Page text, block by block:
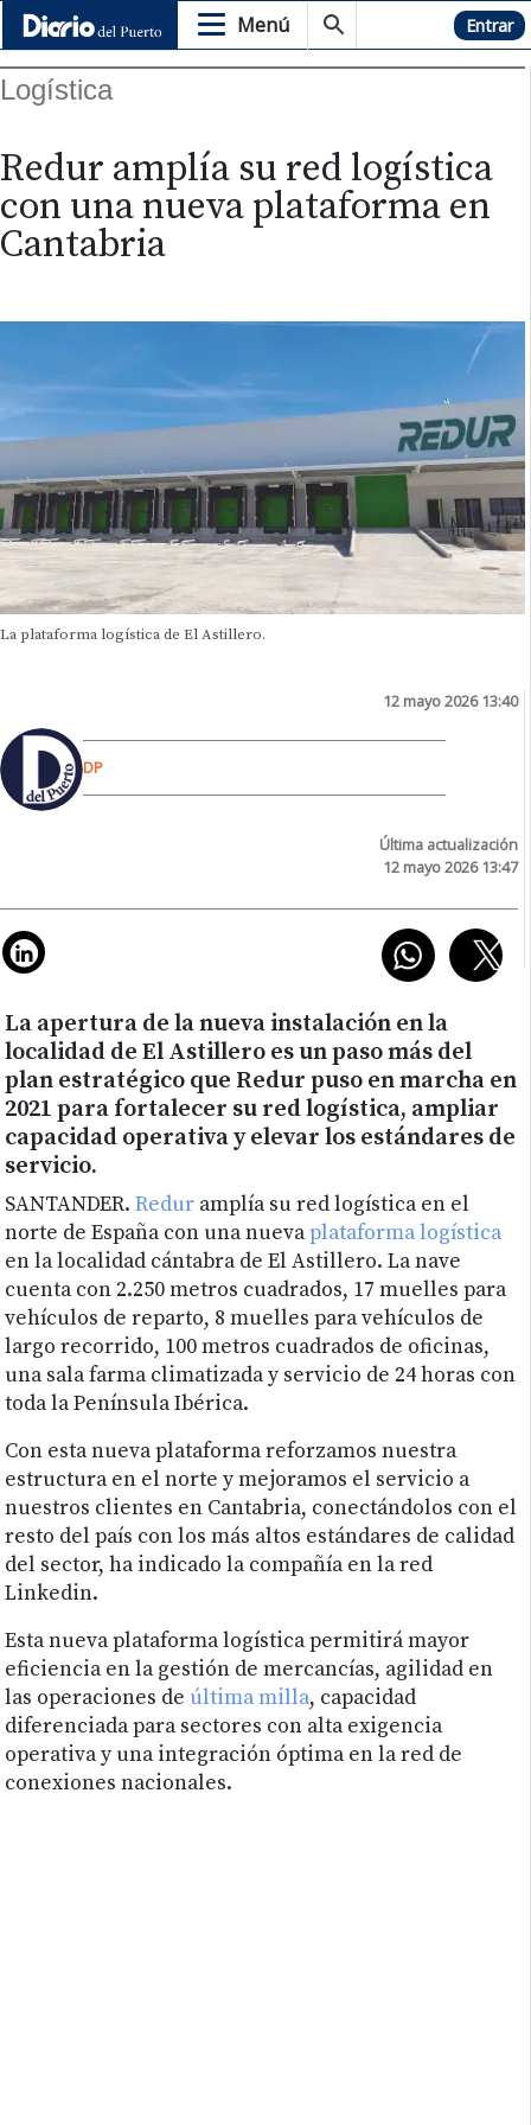
Menú Hemeroteca Entrar
Logística
Redur amplía su red logística
con una nueva plataforma en
Cantabria
La plataforma logística de El Astillero.
12 mayo 2026 13:40
DP
Última actualización
12 mayo 2026 13:47
La apertura de la nueva instalación en la
localidad de El Astillero es un paso más del
plan estratégico que Redur puso en marcha en
2021 para fortalecer su red logística, ampliar
capacidad operativa y elevar los estándares de
servicio.
SANTANDER.Redur amplía su red logística en el
norte de España con una nuevaplataforma logística
en la localidad cántabra de El Astillero. La nave
cuenta con 2.250 metros cuadrados, 17 muelles para
vehículos de reparto, 8 muelles para vehículos de
largo recorrido, 100 metros cuadrados de oficinas,
una sala farma climatizada y servicio de 24 horas con
toda la Península Ibérica.
Con esta nueva plataforma reforzamos nuestra
estructura en el norte y mejoramos el servicio a
nuestros clientes en Cantabria, conectándolos con el
resto del país con los más altos estándares de calidad
del sector, ha indicado la compañía en la red
Linkedin.
Esta nueva plataforma logística permitirá mayor
eficiencia en la gestión de mercancías, agilidad en
las operaciones de última milla, capacidad
diferenciada para sectores con alta exigencia
operativa y una integración óptima en la red de
conexiones nacionales.